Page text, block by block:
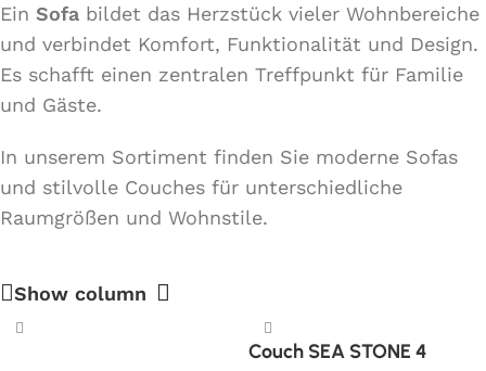
Ein Sofa bildet das Herzstück vieler Wohnbereiche
und verbindet Komfort, Funktionalität und Design.
Es schafft einen zentralen Treffpunkt für Familie
und Gäste.
In unserem Sortiment finden Sie moderne Sofas
und stilvolle Couches für unterschiedliche
Raumgrößen und Wohnstile.
Show column
Couch SEA STONE 4